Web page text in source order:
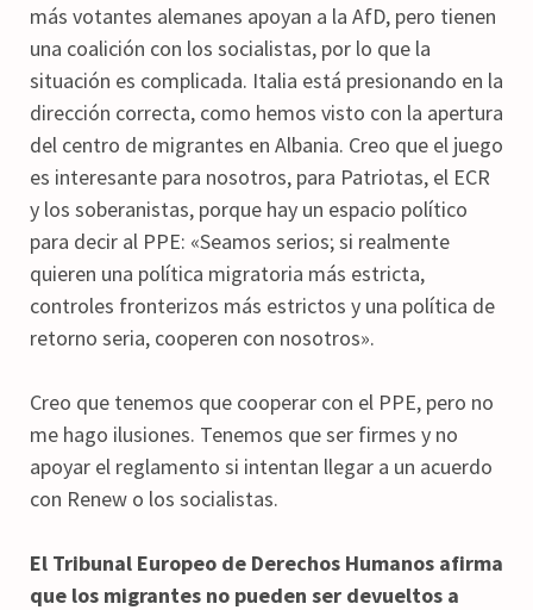
más votantes alemanes apoyan a la AfD, pero tienen
una coalición con los socialistas, por lo que la
situación es complicada. Italia está presionando en la
dirección correcta, como hemos visto con la apertura
del centro de migrantes en Albania. Creo que el juego
es interesante para nosotros, para Patriotas, el ECR
y los soberanistas, porque hay un espacio político
para decir al PPE: «Seamos serios; si realmente
quieren una política migratoria más estricta,
controles fronterizos más estrictos y una política de
retorno seria, cooperen con nosotros».
Creo que tenemos que cooperar con el PPE, pero no
me hago ilusiones. Tenemos que ser firmes y no
apoyar el reglamento si intentan llegar a un acuerdo
con Renew o los socialistas.
El Tribunal Europeo de Derechos Humanos afirma
que los migrantes no pueden ser devueltos a